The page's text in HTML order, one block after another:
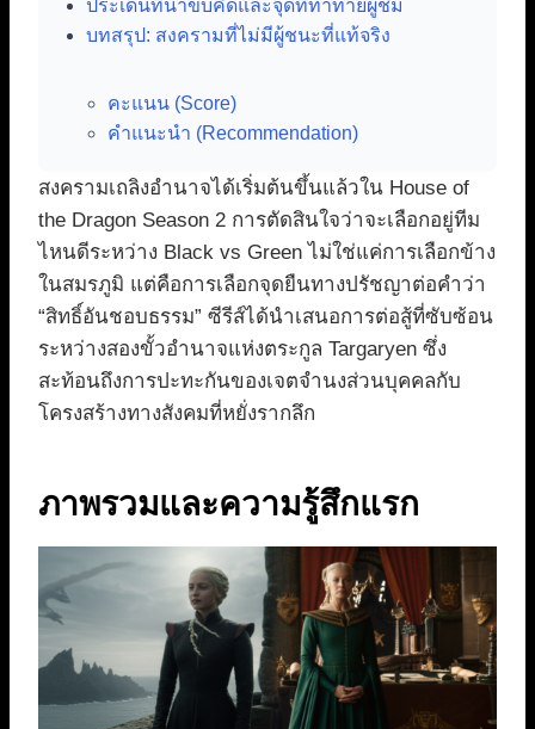
ประเด็นที่น่าขบคิดและจุดที่ท้าทายผู้ชม
บทสรุป: สงครามที่ไม่มีผู้ชนะที่แท้จริง
คะแนน (Score)
คำแนะนำ (Recommendation)
สงครามเถลิงอำนาจได้เริ่มต้นขึ้นแล้วใน House of
the Dragon Season 2 การตัดสินใจว่าจะเลือกอยู่ทีม
ไหนดีระหว่าง Black vs Green ไม่ใช่แค่การเลือกข้าง
ในสมรภูมิ แต่คือการเลือกจุดยืนทางปรัชญาต่อคำว่า
“สิทธิ์อันชอบธรรม” ซีรีส์ได้นำเสนอการต่อสู้ที่ซับซ้อน
ระหว่างสองขั้วอำนาจแห่งตระกูล Targaryen ซึ่ง
สะท้อนถึงการปะทะกันของเจตจำนงส่วนบุคคลกับ
โครงสร้างทางสังคมที่หยั่งรากลึก
ภาพรวมและความรู้สึกแรก